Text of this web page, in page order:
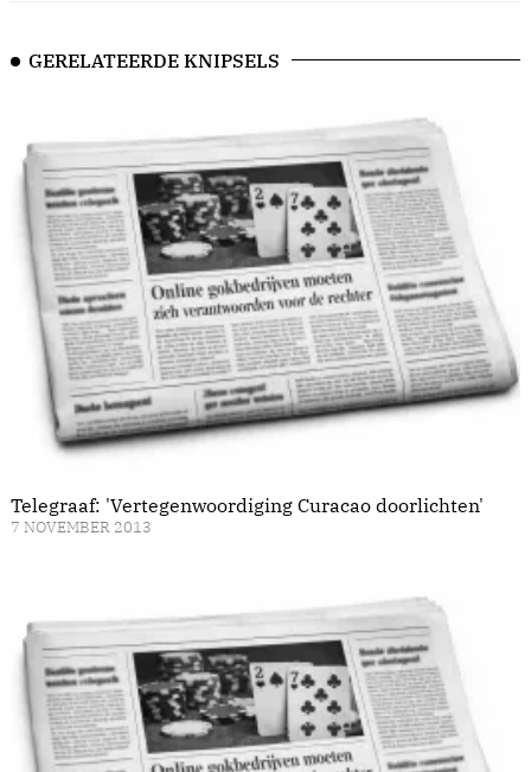
GERELATEERDE KNIPSELS
Telegraaf: 'Vertegenwoordiging Curacao doorlichten'
7 NOVEMBER 2013